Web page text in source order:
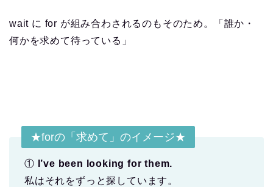
wait に for が組み合わされるのもそのため。「誰か・
何かを求めて待っている」
★forの「求めて」のイメージ★
①
I’ve been looking for them.
私はそれをずっと探しています。